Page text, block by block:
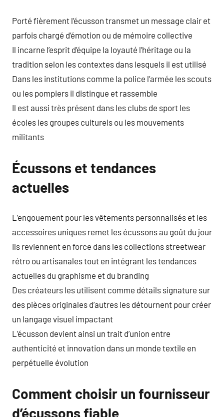
Porté fièrement l’écusson transmet un message clair et
parfois chargé d’émotion ou de mémoire collective
Il incarne l’esprit d’équipe la loyauté l’héritage ou la
tradition selon les contextes dans lesquels il est utilisé
Dans les institutions comme la police l’armée les scouts
ou les pompiers il distingue et rassemble
Il est aussi très présent dans les clubs de sport les
écoles les groupes culturels ou les mouvements
militants
Écussons et tendances
actuelles
L’engouement pour les vêtements personnalisés et les
accessoires uniques remet les écussons au goût du jour
Ils reviennent en force dans les collections streetwear
rétro ou artisanales tout en intégrant les tendances
actuelles du graphisme et du branding
Des créateurs les utilisent comme détails signature sur
des pièces originales d’autres les détournent pour créer
un langage visuel impactant
L’écusson devient ainsi un trait d’union entre
authenticité et innovation dans un monde textile en
perpétuelle évolution
Comment choisir un fournisseur
d’écussons fiable